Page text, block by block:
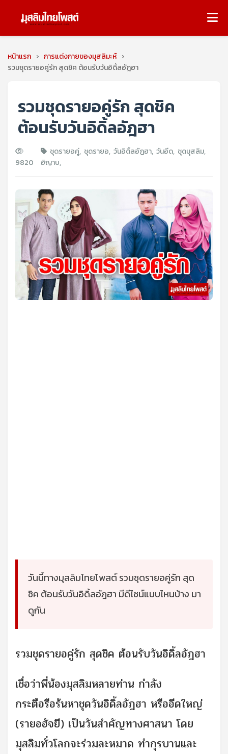
หน้าแรก › การแต่งกายของมุสลิมะห์ ›
รวมชุดรายอคู่รัก สุดชิค ต้อนรับวันอิดิ้ลอัฎฮา
รวมชุดรายอคู่รัก สุดชิค
ต้อนรับวันอิดิ้ลอัฎฮา
9820
ชุดรายอคู่, ชุดรายอ, วันอิดิ้ลอัฎฮา, วันอีด, ชุดมุสลิม,
ฮิญาบ,
วันนี้ทางมุสลิมไทยโพสต์ รวมชุดรายอคู่รัก สุด
ชิค ต้อนรับวันอิดิ้ลอัฎฮา มีดีไซน์แบบไหนบ้าง มา
ดูกัน
รวมชุดรายอคู่รัก สุดชิค ต้อนรับวันอิดิ้ลอัฎฮา
เชื่อว่าพี่น้องมุสลิมหลายท่าน กำลัง
กระตือรือร้นหาชุดวันอิดิ้ลอัฎฮา หรืออีดใหญ่
(รายอฮัจยี) เป็นวันสำคัญทางศาสนา โดย
มุสลิมทั่วโลกจะร่วมละหมาด ทำกุรบานและ